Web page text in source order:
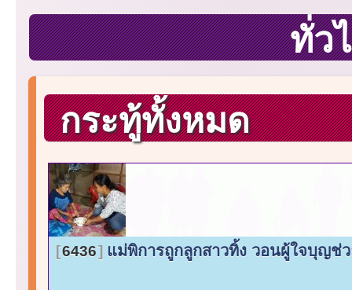
ทั่ว
กระทู้ทั้งหมด
6436 แม่พิการถูกลูกสาวทิ้ง วอนผู้ใจบุญช่